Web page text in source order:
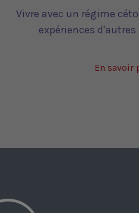
Vivre avec un régime
expériences
En savoir